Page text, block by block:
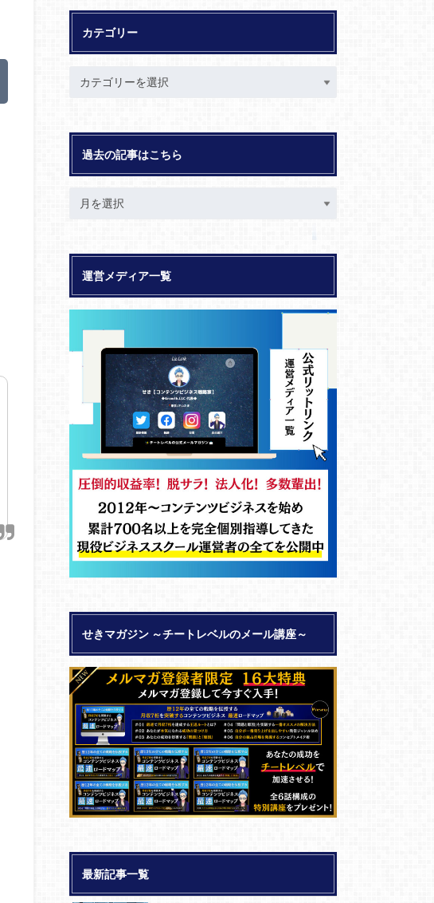
カテゴリー
過去の記事はこちら
運営メディア一覧
せきマガジン ～チートレベルのメール講座～
最新記事一覧